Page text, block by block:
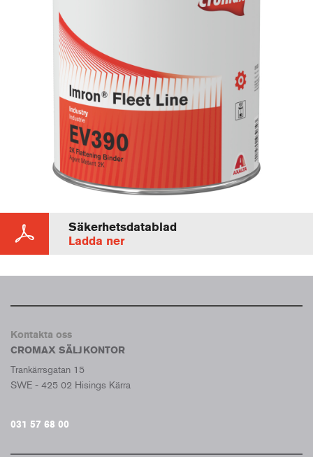
Säkerhetsdatablad
Ladda ner
Kontakta oss
CROMAX SÄLJKONTOR
Trankärrsgatan 15
SWE - 425 02 Hisings Kärra
031 57 68 00